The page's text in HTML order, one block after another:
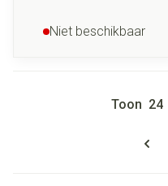
Niet beschikbaar
Toon